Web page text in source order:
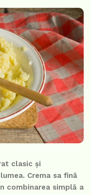
clasic și
Crema sa fină
combinarea simplă a